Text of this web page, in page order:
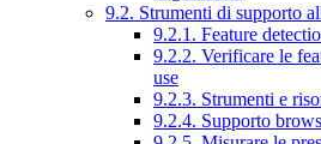
9.2. Strumenti di supporto
9.2.1. Feature
9.2.2. Verificare le
use
9.2.3. Strumenti e
9.2.4. Supporto